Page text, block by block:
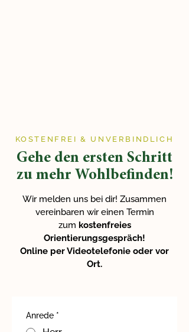
KOSTENFREI & UNVERBINDLICH
Gehe den ersten Schritt
zu mehr Wohlbefinden!
Wir melden uns bei dir! Zusammen
vereinbaren wir einen Termin
zum kostenfreies
Orientierungsgespräch!
Online per Videotelefonie oder vor
Ort.
Anrede *